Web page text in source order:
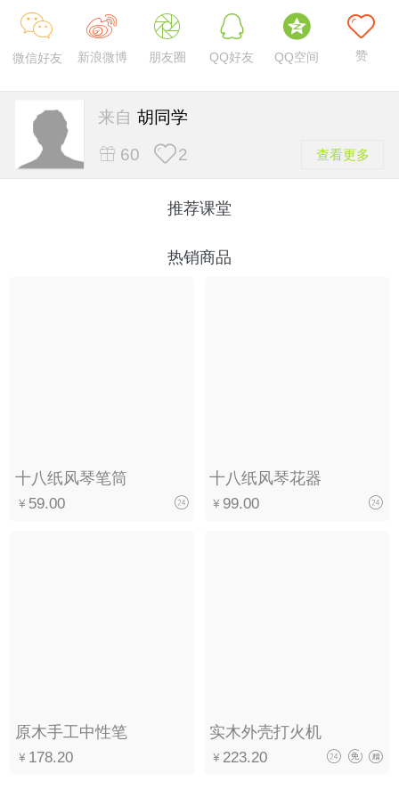
微信好友 新浪微博 朋友圈 QQ好友 QQ空间 赞
来自 胡同学
60
2 查看更多
推荐课堂
热销商品
十八纸风琴笔筒
59.00
十八纸风琴花器
99.00
原木手工中性笔
178.20
实木外壳打火机
223.20